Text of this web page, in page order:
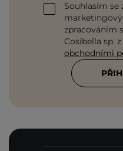
Souhlasím se
zpracováním
Cosibella sp.
obchodními